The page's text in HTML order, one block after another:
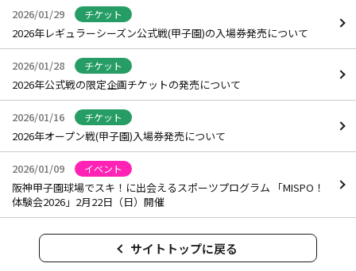
2026/01/29 チケット
2026年レギュラーシーズン公式戦(甲子園)の入場券発売について
2026/01/28 チケット
2026年公式戦の限定企画チケットの発売について
2026/01/16 チケット
2026年オープン戦(甲子園)入場券発売について
2026/01/09 イベント
阪神甲子園球場でスキ！に出会えるスポーツプログラム 「MISPO！
体験会2026」2月22日（日）開催
サイトトップに戻る